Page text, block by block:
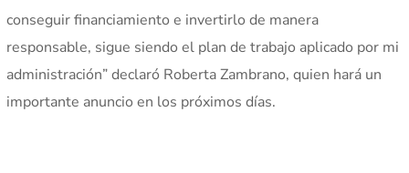
conseguir financiamiento e invertirlo de manera
responsable, sigue siendo el plan de trabajo aplicado por mi
administración” declaró Roberta Zambrano, quien hará un
importante anuncio en los próximos días.